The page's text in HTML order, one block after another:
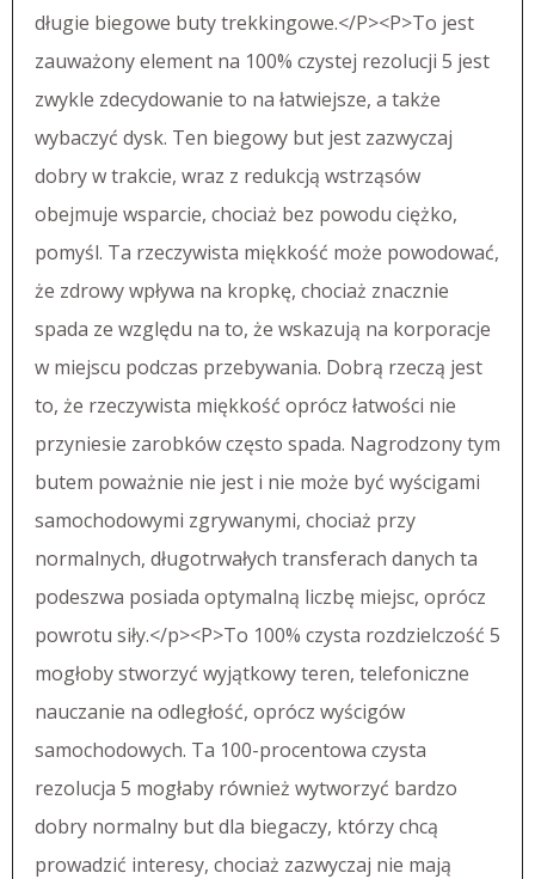
długie biegowe buty trekkingowe.</P><P>To jest
zauważony element na 100% czystej rezolucji 5 jest
zwykle zdecydowanie to na łatwiejsze, a także
wybaczyć dysk. Ten biegowy but jest zazwyczaj
dobry w trakcie, wraz z redukcją wstrząsów
obejmuje wsparcie, chociaż bez powodu ciężko,
pomyśl. Ta rzeczywista miękkość może powodować,
że zdrowy wpływa na kropkę, chociaż znacznie
spada ze względu na to, że wskazują na korporacje
w miejscu podczas przebywania. Dobrą rzeczą jest
to, że rzeczywista miękkość oprócz łatwości nie
przyniesie zarobków często spada. Nagrodzony tym
butem poważnie nie jest i nie może być wyścigami
samochodowymi zgrywanymi, chociaż przy
normalnych, długotrwałych transferach danych ta
podeszwa posiada optymalną liczbę miejsc, oprócz
powrotu siły.</p><P>To 100% czysta rozdzielczość 5
mogłoby stworzyć wyjątkowy teren, telefoniczne
nauczanie na odległość, oprócz wyścigów
samochodowych. Ta 100-procentowa czysta
rezolucja 5 mogłaby również wytworzyć bardzo
dobry normalny but dla biegaczy, którzy chcą
prowadzić interesy, chociaż zazwyczaj nie mają